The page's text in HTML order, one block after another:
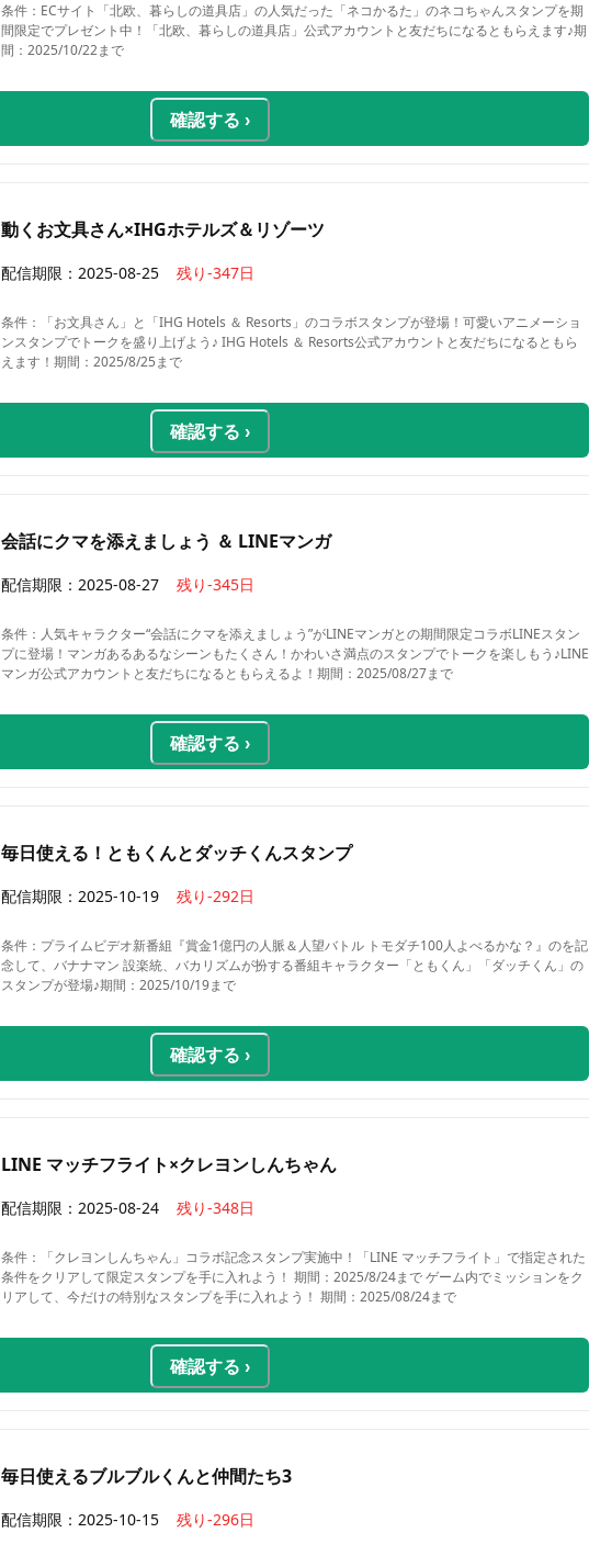
条件： ECサイト「北欧、暮らしの道具店」の人気だった「ネコかるた」のネコちゃんスタンプを期
間限定でプレゼント中！「北欧、暮らしの道具店」公式アカウントと友だちになるともらえます♪期
間：2025/10/22まで
確認する ›
動くお文具さん×IHGホテルズ＆リゾーツ
配信期限： 2025-08-25 残り-347日
条件：
「お文具さん」と「IHG Hotels ＆ Resorts」のコラボスタンプが登場！可愛いアニメーショ
ンスタンプでトークを盛り上げよう♪ IHG Hotels ＆ Resorts公式アカウントと友だちになるともら
えます！期間：2025/8/25まで
確認する ›
会話にクマを添えましょう ＆ LINEマンガ
配信期限： 2025-08-27 残り-345日
条件： 人気キャラクター“会話にクマを添えましょう”がLINEマンガとの期間限定コラボLINEスタン
プに登場！マンガあるあるなシーンもたくさん！かわいさ満点のスタンプでトークを楽しもう♪LINE
マンガ公式アカウントと友だちになるともらえるよ！期間：2025/08/27まで
確認する ›
毎日使える！ともくんとダッチくんスタンプ
配信期限： 2025-10-19 残り-292日
条件： プライムビデオ新番組『賞金1億円の人脈＆人望バトル トモダチ100人よべるかな？』のを記
念して、バナナマン 設楽統、バカリズムが扮する番組キャラクター「ともくん」「ダッチくん」の
スタンプが登場♪期間：2025/10/19まで
確認する ›
LINE マッチフライト×クレヨンしんちゃん
配信期限： 2025-08-24 残り-348日
条件：
「クレヨンしんちゃん」コラボ記念スタンプ実施中！「LINE マッチフライト」で指定された
条件をクリアして限定スタンプを手に入れよう！ 期間：2025/8/24まで ゲーム内でミッションをク
リアして、今だけの特別なスタンプを手に入れよう！ 期間：2025/08/24まで
確認する ›
毎日使えるブルブルくんと仲間たち3
配信期限： 2025-10-15 残り-296日